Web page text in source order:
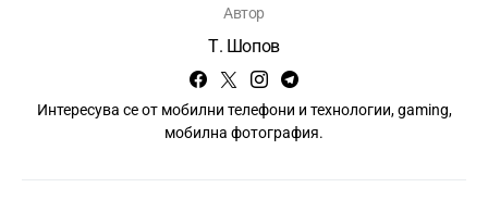
Автор
Т. Шопов
Интересува се от мобилни телефони и технологии, gaming,
мобилна фотография.